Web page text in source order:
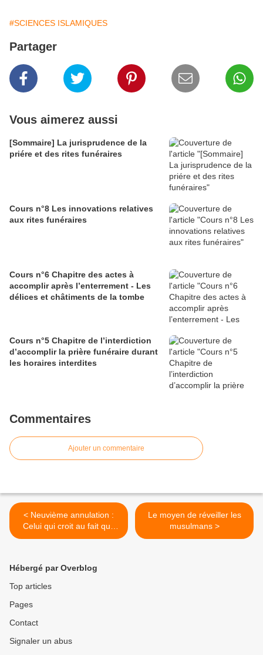
#SCIENCES ISLAMIQUES
Partager
Vous aimerez aussi
[Sommaire] La jurisprudence de la
priére et des rites funéraires
Cours n°8 Les innovations relatives
aux rites funéraires
Cours n°6 Chapitre des actes à
accomplir après l’enterrement - Les
délices et châtiments de la tombe
Cours n°5 Chapitre de l’interdiction
d’accomplir la prière funéraire durant
les horaires interdites
Commentaires
Ajouter un commentaire
< Neuvième annulation :
Celui qui croit au fait que
certaines personnes
Le moyen de réveiller les
musulmans >
Hébergé par Overblog
Top articles
Pages
Contact
Signaler un abus